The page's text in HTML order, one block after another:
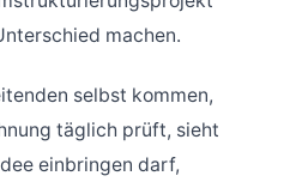
machen.
selbst kommen,
täglich prüft, sieht
einbringen darf,